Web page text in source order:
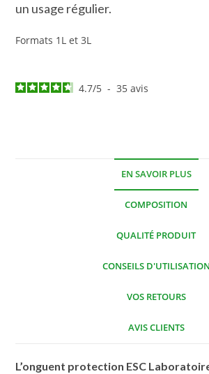
un usage régulier.
Formats 1L et 3L
4.7/5 - 35avis
EN SAVOIR PLUS
COMPOSITION
QUALITÉ PRODUIT
CONSEILS D'UTILISATION
VOS RETOURS
AVIS CLIENTS
L’onguent protection ESC